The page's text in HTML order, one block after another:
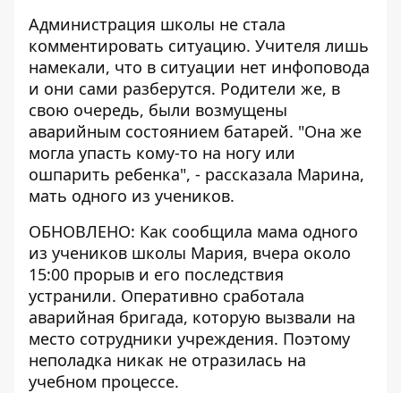
Администрация школы не стала
комментировать ситуацию. Учителя лишь
намекали, что в ситуации нет инфоповода
и они сами разберутся. Родители же, в
свою очередь, были возмущены
аварийным состоянием батарей. "Она же
могла упасть кому-то на ногу или
ошпарить ребенка", - рассказала Марина,
мать одного из учеников.
ОБНОВЛЕНО: Как сообщила мама одного
из учеников школы Мария, вчера около
15:00 прорыв и его последствия
устранили. Оперативно сработала
аварийная бригада, которую вызвали на
место сотрудники учреждения. Поэтому
неполадка никак не отразилась на
учебном процессе.